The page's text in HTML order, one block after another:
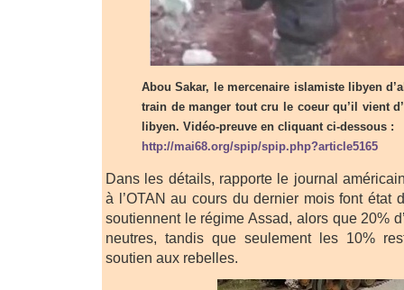
Abou Sakar, le mercenaire islamiste libyen
train de manger tout cru le coeur qu’il vient
libyen. Vidéo-preuve en cliquant ci-dessous :
http://mai68.org/spip/spip.php?article5165
Dans les détails, rapporte le journal
à l’OTAN au cours du dernier mois font état
soutiennent le régime Assad, alors que 20%
neutres, tandis que seulement les 10%
soutien aux rebelles.